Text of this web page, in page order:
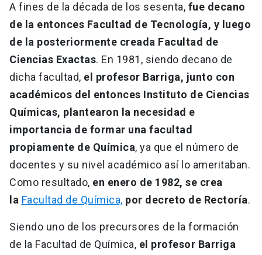
A fines de la década de los sesenta, fue decano
de la entonces Facultad de Tecnología, y luego
de la posteriormente creada Facultad de
Ciencias Exactas. En 1981, siendo decano de
dicha facultad, el profesor Barriga, junto con
académicos del entonces Instituto de Ciencias
Químicas, plantearon la necesidad e
importancia de formar una facultad
propiamente de Química, ya que el número de
docentes y su nivel académico así lo ameritaban.
Como resultado, en enero de 1982, se crea
la Facultad de Química, por decreto de Rectoría.
Siendo uno de los precursores de la formación
de la Facultad de Química, el profesor Barriga